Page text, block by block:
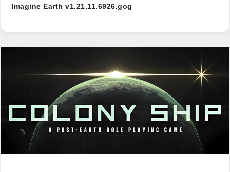
Imagine Earth v1.21.11.6926.gog